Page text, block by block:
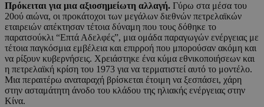
Πρόκειται για μια αξιοσημείωτη αλλαγή. Γύρω στα μέσα του
20ού αιώνα, οι προκάτοχοι των μεγάλων διεθνών πετρελαϊκών
εταιρειών απέκτησαν τέτοια δύναμη που τους δόθηκε το
παρατσούκλι “Επτά Αδελφές”, μια ομάδα παραγωγών ενέργειας με
τέτοια παγκόσμια εμβέλεια και επιρροή που μπορούσαν ακόμη και
να ρίξουν κυβερνήσεις. Χρειάστηκε ένα κύμα εθνικοποιήσεων και
η πετρελαϊκή κρίση του 1973 για να τερματιστεί αυτό το μοντέλο.
Μια περαιτέρω αναταραχή βρίσκεται έτοιμη να ξεσπάσει, χάρη
στην ασταμάτητη άνοδο του κλάδου της ηλιακής ενέργειας στην
Κίνα.